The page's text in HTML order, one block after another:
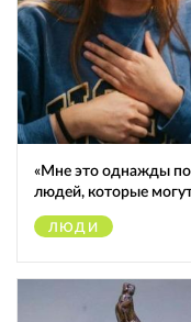
«Мне это однажды
людей, которые
ЛЮДИ